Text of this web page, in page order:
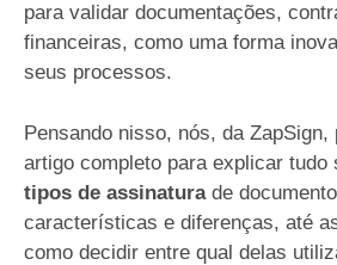
para validar documentações,
financeiras, como uma forma
seus processos.
Pensando nisso, nós, da ZapSign,
artigo completo para explicar tudo
tipos de assinaturade
características e diferenças, até
como decidir entre qual delas